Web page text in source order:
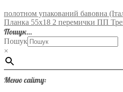
полотном упакований бавовна
Планка 55х18 2 перемички ПП
Пошук…
Пошук
×
Меню сайту: